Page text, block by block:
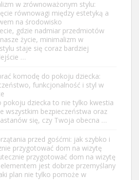
w zrównoważonym stylu:
równowagi między estetyką a
na środowisko
gdzie nadmiar przedmiotów
życie, minimalizm w
staje się coraz bardziej
…
komodę do pokoju dziecka:
funkcjonalność i styl w
pokoju dziecka to nie tylko kwestia
wszystkim bezpieczeństwa oraz
się, czy Twoja obecna …
przed gośćmi: jak szybko i
przygotować dom na wizytę
przygotować dom na wizytę
jest dobrze przemyślany
plan nie tylko pomoże w